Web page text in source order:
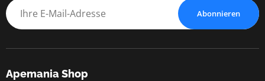
Abonnieren
Apemania Shop